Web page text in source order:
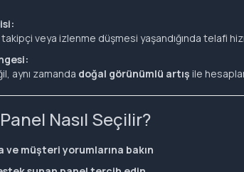
veya izlenme düşmesi yaşandığında telafi
aynı zamanda doğal görünümlü artış ile
Nasıl Seçilir?
ve müşteri yorumlarına bakın